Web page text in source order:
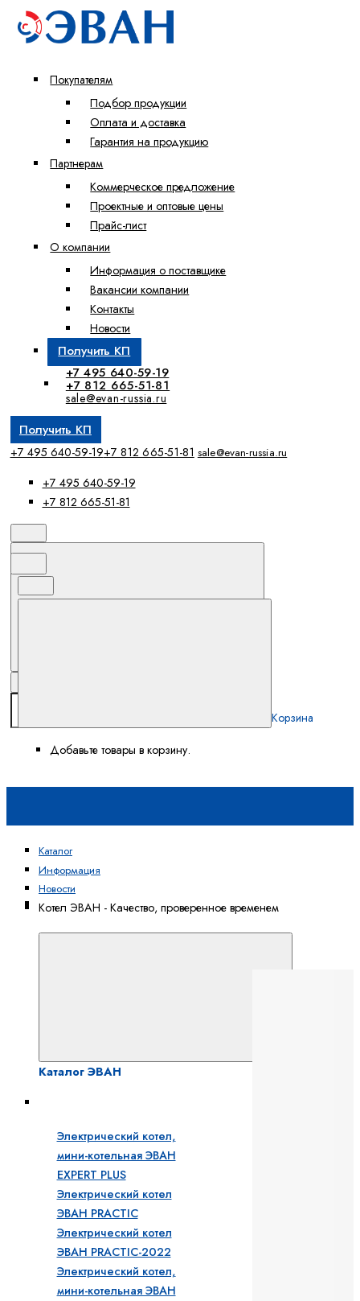
Покупателям
Подбор продукции
Оплата и доставка
Гарантия на продукцию
Партнерам
Коммерческое предложение
Проектные и оптовые цены
Прайс-лист
О компании
Информация о поставщике
Вакансии компании
Контакты
Новости
Получить КП
+7 495 640-59-19
+7 812 665-51-81
sale@evan-russia.ru
Получить КП
+7 495 640-59-19+7 812 665-51-81 sale@evan-russia.ru
+7 495 640-59-19
+7 812 665-51-81
Корзина
Добавьте товары в корзину.
Каталог ЭВАН
Электрический котел,
мини-котельная ЭВАН
EXPERT PLUS
Электрический котел
ЭВАН PRACTIC
Электрический котел
ЭВАН PRACTIC-2022
Электрический котел,
мини-котельная ЭВАН
Каталог
Информация
Новости
Котел ЭВАН - Качество, проверенное временем